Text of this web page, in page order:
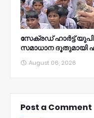
സേക്രഡ് ഹാർട്ട്
സമാധാന ദൂതുമായി
August 06, 2026
Post a Comment